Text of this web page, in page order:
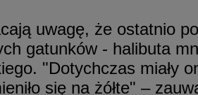
uwagę, że ostatnio
gatunków - halibuta
"Dotychczas miały
się na żółte" –